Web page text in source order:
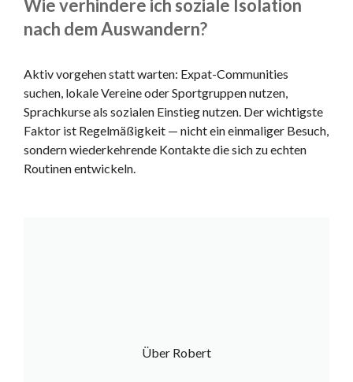
Wie verhindere ich soziale Isolation
nach dem Auswandern?
Aktiv vorgehen statt warten: Expat-Communities
suchen, lokale Vereine oder Sportgruppen nutzen,
Sprachkurse als sozialen Einstieg nutzen. Der wichtigste
Faktor ist Regelmäßigkeit — nicht ein einmaliger Besuch,
sondern wiederkehrende Kontakte die sich zu echten
Routinen entwickeln.
Über Robert